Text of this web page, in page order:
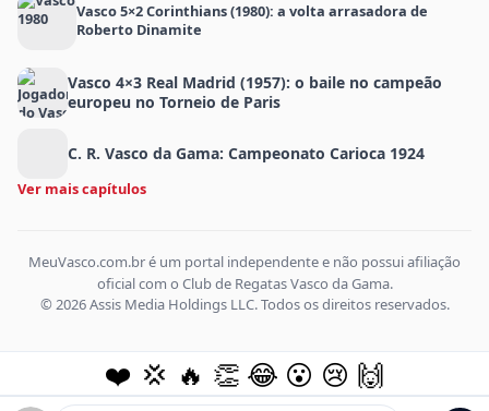
Vasco 5×2 Corinthians (1980): a volta arrasadora de
Roberto Dinamite
Vasco 4×3 Real Madrid (1957): o baile no campeão
europeu no Torneio de Paris
C. R. Vasco da Gama: Campeonato Carioca 1924
Ver mais capítulos
MeuVasco.com.br é um portal independente e não possui afiliação
oficial com o Club de Regatas Vasco da Gama.
© 2026 Assis Media Holdings LLC. Todos os direitos reservados.
❤️ 💢 🔥 👏 😂 😮 😢 🙌